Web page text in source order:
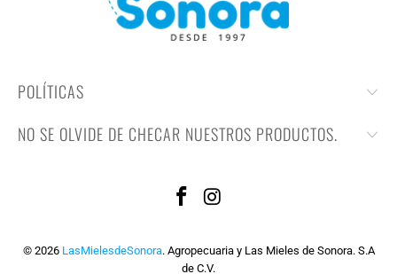
POLÍTICAS
NO SE OLVIDE DE CHECAR NUESTROS PRODUCTOS.
© 2026 LasMielesdeSonora. Agropecuaria y Las Mieles de Sonora. S.A
de C.V.